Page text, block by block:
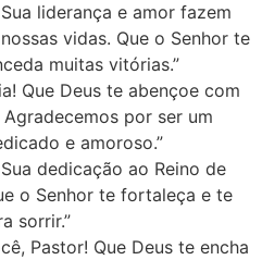
liderança e amor fazem
vidas. Que o Senhor te
muitas vitórias.”
Que Deus te abençoe com
por ser um
e amoroso.”
dedicação ao Reino de
o Senhor te fortaleça e te
sorrir.”
Pastor! Que Deus te encha